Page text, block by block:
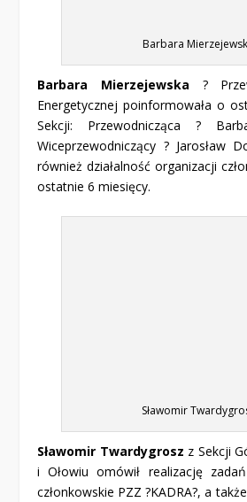
Barbara
Barbara Mierzejewska ?
Energetycznej poinformowała o
Sekcji: Przewodnicząca ?
Wiceprzewodniczący ? Jarosław
również działalność organizacji
ostatnie 6 miesięcy.
Sławomir
Sławomir Twardygrosz z Sekcji
i Ołowiu omówił realizację
członkowskie PZZ ?KADRA?, a